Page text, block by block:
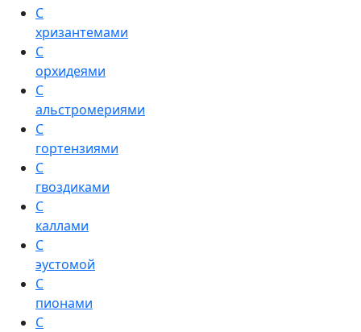
С
хризантемами
С
орхидеями
С
альстромериями
С
гортензиями
С
гвоздиками
С
каллами
С
эустомой
С
пионами
С